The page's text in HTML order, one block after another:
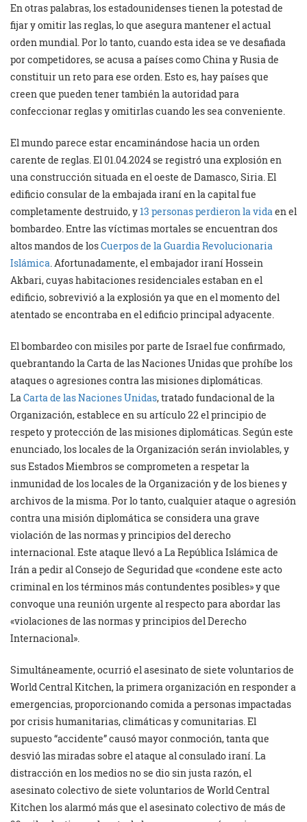
En otras palabras, los estadounidenses tienen la potestad de
fijar y omitir las reglas, lo que asegura mantener el actual
orden mundial. Por lo tanto, cuando esta idea se ve desafiada
por competidores, se acusa a países como China y Rusia de
constituir un reto para ese orden. Esto es, hay países que
creen que pueden tener también la autoridad para
confeccionar reglas y omitirlas cuando les sea conveniente.
El mundo parece estar encaminándose hacia un orden
carente de reglas. El 01.04.2024 se registró una explosión en
una construcción situada en el oeste de Damasco, Siria. El
edificio consular de la embajada iraní en la capital fue
completamente destruido, y13 personas perdieron la vida en el
bombardeo. Entre las víctimas mortales se encuentran dos
altos mandos de losCuerpos de la Guardia Revolucionaria
Islámica . Afortunadamente, el embajador iraní Hossein
Akbari, cuyas habitaciones residenciales estaban en el
edificio, sobrevivió a la explosión ya que en el momento del
atentado se encontraba en el edificio principal adyacente.
El bombardeo con misiles por parte de Israel fue confirmado,
quebrantando la Carta de las Naciones Unidas que prohíbe los
ataques o agresiones contra las misiones diplomáticas.
La Carta de las Naciones Unidas, tratado fundacional de la
Organización, establece en su artículo 22 el principio de
respeto y protección de las misiones diplomáticas. Según este
enunciado, los locales de la Organización serán inviolables, y
sus Estados Miembros se comprometen a respetar la
inmunidad de los locales de la Organización y de los bienes y
archivos de la misma. Por lo tanto, cualquier ataque o agresión
contra una misión diplomática se considera una grave
violación de las normas y principios del derecho
internacional. Este ataque llevó a La República Islámica de
Irán a pedir al Consejo de Seguridad que «condene este acto
criminal en los términos más contundentes posibles» y que
convoque una reunión urgente al respecto para abordar las
«violaciones de las normas y principios del Derecho
Internacional».
Simultáneamente, ocurrió el asesinato de siete voluntarios de
World Central Kitchen, la primera organización en responder a
emergencias, proporcionando comida a personas impactadas
por crisis humanitarias, climáticas y comunitarias. El
supuesto “accidente” causó mayor conmoción, tanta que
desvió las miradas sobre el ataque al consulado iraní. La
distracción en los medios no se dio sin justa razón, el
asesinato colectivo de siete voluntarios de World Central
Kitchen los alarmó más que el asesinato colectivo de más de